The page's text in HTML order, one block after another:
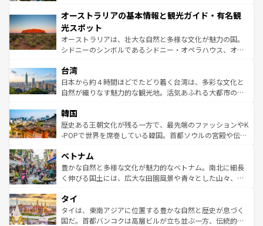
部のニューオーリンズでは、音楽と美食が融合した独特の
文化が魅力。旅行者はアメリカの各地域で異なる魅力を楽
しみながら、その多様性と豊かな歴史を感じることができ
るだろう。車でのロードトリップや列車の旅も、アメリカ
情報は
ワイ島は見逃せない。また、定番の観光地といえばオアフ
島だが、静かな自然を求めるならマウイ島やカウアイ島が
おすすめ。エメラルドグリーンに輝く海をはじめ、豊かな
文化や歴史が息づいている。「アロハスピリット」と呼ば
人々、おいしいローカルフードやハワイアンミュージッ
ク、伝統的なフラダンスなど、すべてがハワイの魅力を彩
っている。訪れるたびに新しい発見と感動が待っているハ
はコンテンツ一覧
オーストラリアの基本情報と観光ガイド・有名観
光スポット
オーストラリアは、壮大な自然と多様な文化が魅力の国。
シドニーのシンボルであるシドニー・オペラハウス、オー
リアリーフや大陸中央部にそびえるウルル（エアーズロッ
ク）、タスマニアの美しい原生林やケアンズの熱帯雨林な
ど、見どころがたくさん。また、カフェやワイン、オージ
いる。アクティビティも充実しており、サーフィンやダイ
ビング、ハイキングなど、アウトドア好きにはたまらな
い。オーストラリアの多彩な魅力を存分に味わいつくそ
参照してほしい。
台湾
日本から約４時間ほどでたどり着く台湾は、多彩な文化と
自然が織りなす魅力的な観光地。活気あふれる大都市の台
ン）、静ひつな山岳地帯である台湾東部など、都市の喧騒
と山間の静けさが共存しており、訪れる人に新しい発見と
驚きをもたらしてくれる。また、奥深い台湾の食文化も魅
容にもいいと評判のスイーツなど、バラエティ豊かな料理
が味わえる。 なお、新着の台湾情報は コンテンツ一覧を参
照してほしい。
韓国
歴史ある王朝文化が残る一方で、最先端のファッションやK
-POPで世界を席巻している韓国。首都ソウルの宮殿や伝統
き、地方に足を延ばせば四季折々の自然美を楽しむことが
できる。そして、キムチや焼肉、絶品のストリートフード
まで、さまざまな韓国料理が待っている。夜には、韓国な
リティに包まれながら、韓国の多彩な魅力を心ゆくまで味
わってみてほしい。 なお、新着の韓国情報はコンテンツ一
覧を参照してほしい。
ベトナム
豊かな自然と多様な文化が魅力的なベトナム。南北に細長
く伸びる国土には、広大な田園風景や青々とした山々、世
急速な発展と共に伝統が息づく。ハノイの古い町並みやホ
ーチミン市のフランス統治時代の建物も、独特の雰囲気を
醸し出している。また、バラエティの豊かさとおいしさで
タイ
タイは、東南アジアに位置する豊かな自然と歴史が息づく
国だ。首都バンコクは高層ビルが立ち並ぶ一方、伝統的な